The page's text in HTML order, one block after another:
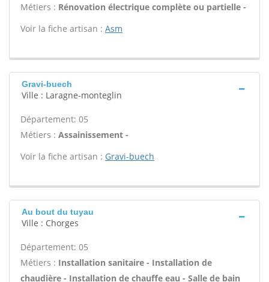
Métiers : Rénovation électrique complète ou partielle -
Voir la fiche artisan : Asm
Gravi-buech
Ville : Laragne-monteglin
Département: 05
Métiers : Assainissement -
Voir la fiche artisan : Gravi-buech
Au bout du tuyau
Ville : Chorges
Département: 05
Métiers : Installation sanitaire - Installation de
chaudière - Installation de chauffe eau - Salle de bain